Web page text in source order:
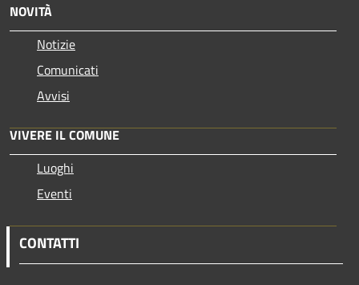
NOVITÀ
Notizie
Comunicati
Avvisi
VIVERE IL COMUNE
Luoghi
Eventi
CONTATTI